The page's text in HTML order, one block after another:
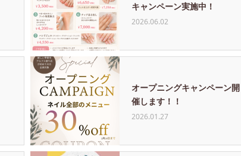
キャンペーン実施中！
2026.06.02
オープニングキャンペーン開
催します！！
2026.01.27